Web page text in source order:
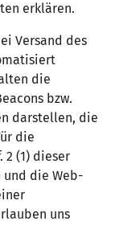
erklären.
Versand des
die
bzw.
darstellen, die
die
2 (1) dieser
und die Web-
uns